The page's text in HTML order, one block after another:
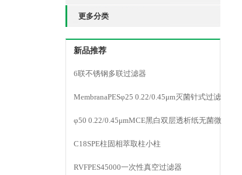
更多分类
新品推荐
6联不锈钢多联过滤器
MembranaPESφ25 0.22/0.45μm灭菌针式过滤
器
φ50 0.22/0.45μmMCE黑白双层透析纸无菌微
孔滤膜
C18SPE柱固相萃取柱小柱
RVFPES45000一次性真空过滤器